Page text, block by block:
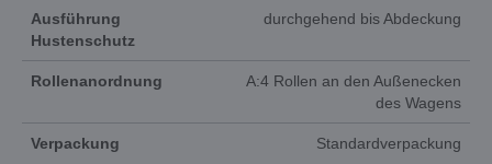
Ausführung
Hustenschutz
durchgehend bis Abdeckung
Rollenanordnung
A:4 Rollen an den Außenecken
des Wagens
Verpackung Standardverpackung